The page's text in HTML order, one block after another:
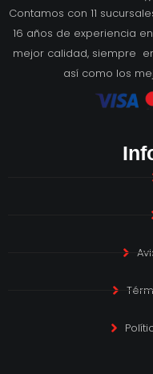
Contamos con 11
16 años de experiencia
mejor calidad, siempre
así como los